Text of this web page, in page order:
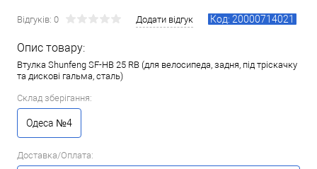
Відгуків: 0 Додати відгук Код: 20000714021
Опис товару:
Втулка Shunfeng SF-HB 25 RB (для велосипеда, задня, під тріскачку
та дискові гальма, сталь)
Склад зберігання:
Одеса №4
Доставка/Оплата: